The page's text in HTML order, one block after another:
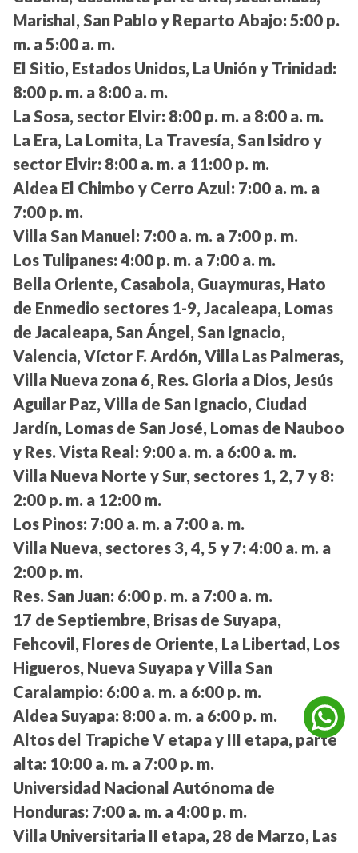
Marishal, San Pablo y Reparto Abajo: 5:00 p.
m. a 5:00 a. m.
El Sitio, Estados Unidos, La Unión y Trinidad:
8:00 p. m. a 8:00 a. m.
La Sosa, sector Elvir: 8:00 p. m. a 8:00 a. m.
La Era, La Lomita, La Travesía, San Isidro y
sector Elvir: 8:00 a. m. a 11:00 p. m.
Aldea El Chimbo y Cerro Azul: 7:00 a. m. a
7:00 p. m.
Villa San Manuel: 7:00 a. m. a 7:00 p. m.
Los Tulipanes: 4:00 p. m. a 7:00 a. m.
Bella Oriente, Casabola, Guaymuras, Hato
de Enmedio sectores 1-9, Jacaleapa, Lomas
de Jacaleapa, San Ángel, San Ignacio,
Valencia, Víctor F. Ardón, Villa Las Palmeras,
Villa Nueva zona 6, Res. Gloria a Dios, Jesús
Aguilar Paz, Villa de San Ignacio, Ciudad
Jardín, Lomas de San José, Lomas de Nauboo
y Res. Vista Real: 9:00 a. m. a 6:00 a. m.
Villa Nueva Norte y Sur, sectores 1, 2, 7 y 8:
2:00 p. m. a 12:00 m.
Los Pinos: 7:00 a. m. a 7:00 a. m.
Villa Nueva, sectores 3, 4, 5 y 7: 4:00 a. m. a
2:00 p. m.
Res. San Juan: 6:00 p. m. a 7:00 a. m.
17 de Septiembre, Brisas de Suyapa,
Fehcovil, Flores de Oriente, La Libertad, Los
Higueros, Nueva Suyapa y Villa San
Caralampio: 6:00 a. m. a 6:00 p. m.
Aldea Suyapa: 8:00 a. m. a 6:00 p. m.
Altos del Trapiche V etapa y III etapa, parte
alta: 10:00 a. m. a 7:00 p. m.
Universidad Nacional Autónoma de
Honduras: 7:00 a. m. a 4:00 p. m.
Villa Universitaria II etapa, 28 de Marzo, Las